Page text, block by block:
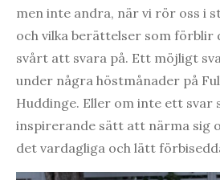
men inte andra, när vi rör oss i
och vilka berättelser som förblir
svårt att svara på. Ett möjligt
under några höstmånader på
Huddinge. Eller om inte ett svar
inspirerande sätt att närma sig
det vardagliga och lätt